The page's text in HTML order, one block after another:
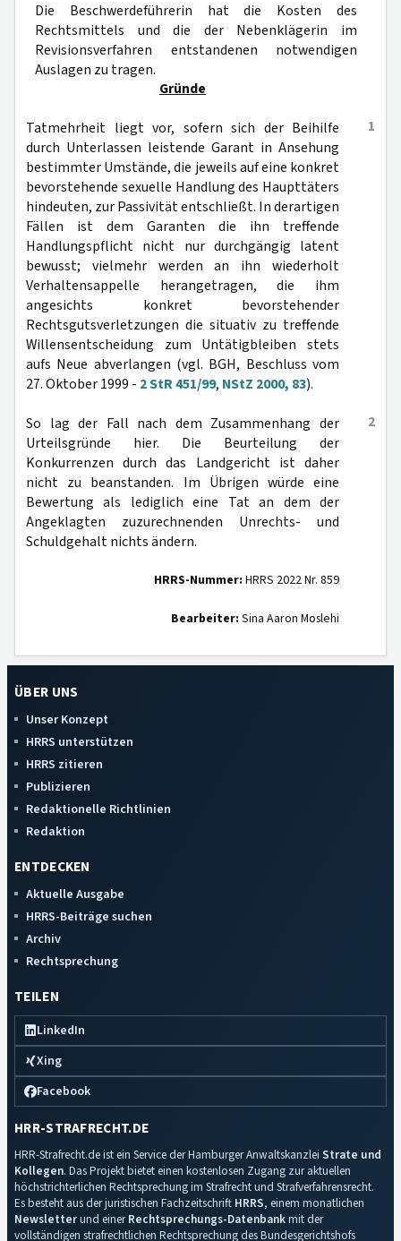
Die Beschwerdeführerin hat die Kosten des
Rechtsmittels und die der Nebenklägerin im
Revisionsverfahren entstandenen notwendigen
Auslagen zu tragen.
Gründe
1
Tatmehrheit liegt vor, sofern sich der Beihilfe
durch Unterlassen leistende Garant in Ansehung
bestimmter Umstände, die jeweils auf eine konkret
bevorstehende sexuelle Handlung des Haupttäters
hindeuten, zur Passivität entschließt. In derartigen
Fällen ist dem Garanten die ihn treffende
Handlungspflicht nicht nur durchgängig latent
bewusst; vielmehr werden an ihn wiederholt
Verhaltensappelle herangetragen, die ihm
angesichts konkret bevorstehender
Rechtsgutsverletzungen die situativ zu treffende
Willensentscheidung zum Untätigbleiben stets
aufs Neue abverlangen (vgl. BGH, Beschluss vom
27. Oktober 1999 - 2 StR 451/99, NStZ 2000, 83).
2
So lag der Fall nach dem Zusammenhang der
Urteilsgründe hier. Die Beurteilung der
Konkurrenzen durch das Landgericht ist daher
nicht zu beanstanden. Im Übrigen würde eine
Bewertung als lediglich eine Tat an dem der
Angeklagten zuzurechnenden Unrechts- und
Schuldgehalt nichts ändern.
HRRS-Nummer: HRRS 2022 Nr. 859
Bearbeiter: Sina Aaron Moslehi
ÜBER UNS
Unser Konzept
HRRS unterstützen
HRRS zitieren
Publizieren
Redaktionelle Richtlinien
Redaktion
ENTDECKEN
Aktuelle Ausgabe
HRRS-Beiträge suchen
Archiv
Rechtsprechung
TEILEN
LinkedIn
Xing
Facebook
HRR-STRAFRECHT.DE
HRR-Strafrecht.de ist ein Service der Hamburger Anwaltskanzlei Strate und
Kollegen. Das Projekt bietet einen kostenlosen Zugang zur aktuellen
höchstrichterlichen Rechtsprechung im Strafrecht und Strafverfahrensrecht.
Es besteht aus der juristischen Fachzeitschrift HRRS, einem monatlichen
Newsletterund einerRechtsprechungs-Datenbankmit der
vollständigen strafrechtlichen Rechtsprechung des Bundesgerichtshofs